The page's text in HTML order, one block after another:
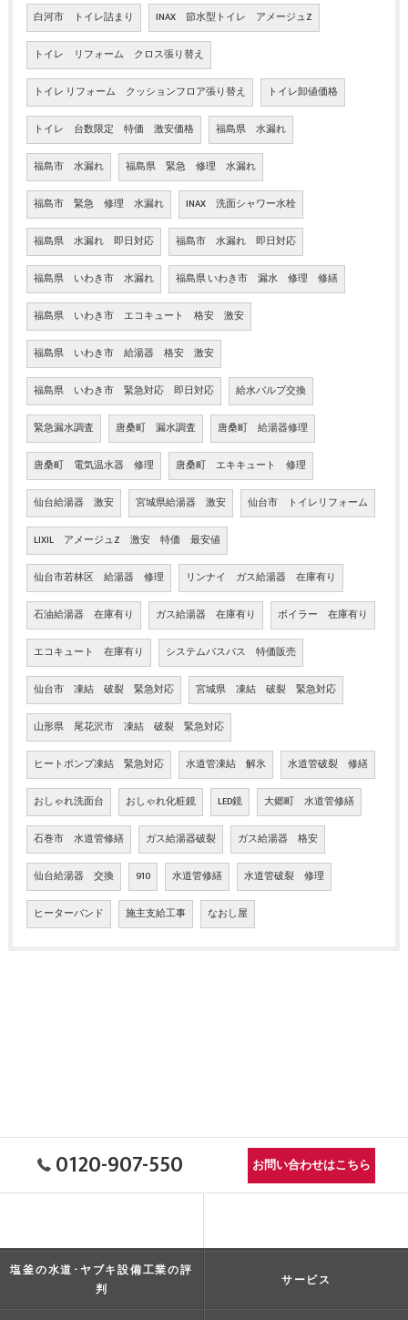
白河市 トイレ詰まり INAX 節水型トイレ アメージュZ
トイレ リフォーム クロス張り替え
トイレ リフォーム クッションフロア張り替え トイレ卸値価格
トイレ 台数限定 特価 激安価格 福島県 水漏れ
福島市 水漏れ 福島県 緊急 修理 水漏れ
福島市 緊急 修理 水漏れ INAX 洗面シャワー水栓
福島県 水漏れ 即日対応 福島市 水漏れ 即日対応
福島県 いわき市 水漏れ 福島県 いわき市 漏水 修理 修繕
福島県 いわき市 エコキュート 格安 激安
福島県 いわき市 給湯器 格安 激安
福島県 いわき市 緊急対応 即日対応 給水バルブ交換
緊急漏水調査 唐桑町 漏水調査 唐桑町 給湯器修理
唐桑町 電気温水器 修理 唐桑町 エキキュート 修理
仙台給湯器 激安 宮城県給湯器 激安 仙台市 トイレリフォーム
LIXIL アメージュZ 激安 特価 最安値
仙台市若林区 給湯器 修理 リンナイ ガス給湯器 在庫有り
石油給湯器 在庫有り ガス給湯器 在庫有り ボイラー 在庫有り
エコキュート 在庫有り システムバスバス 特価販売
仙台市 凍結 破裂 緊急対応 宮城県 凍結 破裂 緊急対応
山形県 尾花沢市 凍結 破裂 緊急対応
ヒートポンプ凍結 緊急対応 水道管凍結 解氷 水道管破裂 修繕
おしゃれ洗面台 おしゃれ化粧鏡 LED鏡 大郷町 水道管修繕
石巻市 水道管修繕 ガス給湯器破裂 ガス給湯器 格安
仙台給湯器 交換 910 水道管修繕 水道管破裂 修理
ヒーターバンド 施主支給工事 なおし屋
0120-907-550 お問い合わせはこちら
塩釜の水道･ヤブキ設備工業の評
判
サービス